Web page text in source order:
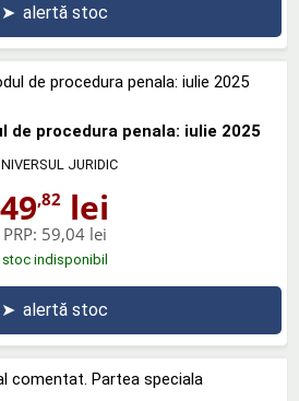
➤ alertă stoc
de procedura penala: iulie 2025
JURIDIC
49,82 lei
PRP: 59,04 lei
stoc indisponibil
➤ alertă stoc